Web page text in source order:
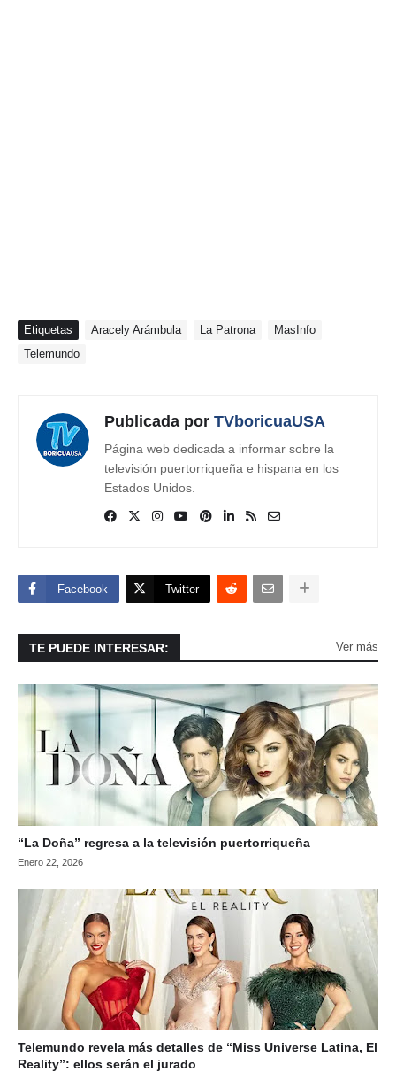
Etiquetas Aracely Arámbula La Patrona
MasInfo
Telemundo
Publicada por TVboricuaUSA
Página web dedicada a informar sobre la
televisión puertorriqueña e hispana en los
Estados Unidos.
Facebook Twitter
TE PUEDE INTERESAR: Ver más
“La Doña” regresa a la televisión puertorriqueña
Enero 22, 2026
Telemundo revela más detalles de “Miss Universe Latina, El
Reality”: ellos serán el jurado